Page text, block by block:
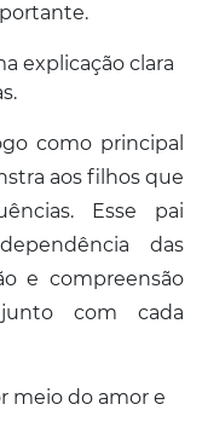
explicação clara
como principal
aos filhos que
Esse pai
das
e compreensão
com cada
meio do amor e